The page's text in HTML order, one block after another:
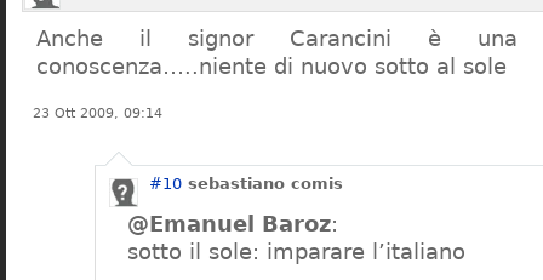
Anche il signor Carancini è una
conoscenza…..niente di nuovo sotto al sole
23 Ott 2009, 09:14
#10 sebastiano comis
@Emanuel Baroz:
sotto il sole: imparare l’italiano